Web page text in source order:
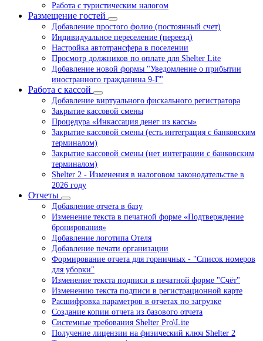
Работа с туристическим налогом
Размещение гостей
Добавление простого фолио (постоянный счет)
Индивидуальное переселение (переезд)
Настройка автотрансфера в поселении
Просмотр должников по оплате для Shelter Lite
Добавление новой формы "Уведомление о прибытии
иностранного гражданина 9-Г"
Работа с кассой
Добавление виртуального фискального регистратора
Закрытие кассовой смены
Процедура «Инкассация денег из кассы»
Закрытие кассовой смены (есть интеграция с банковским
терминалом)
Закрытие кассовой смены (нет интеграции с банковским
терминалом)
Shelter 2 - Изменения в налоговом законодательстве в
2026 году
Отчеты
Добавление отчета в базу
Изменение текста в печатной форме «Подтверждение
бронирования»
Добавление логотипа Отеля
Добавление печати организации
Формирование отчета для горничных - "Список номеров
для уборки"
Изменение текста подписи в печатной форме "Счёт"
Изменению текста подписи в регистрационной карте
Расшифровка параметров в отчетах по загрузке
Создание копии отчета из базового отчета
Системные требования Shelter Pro\Lite
Получение лицензии на физический ключ Shelter 2